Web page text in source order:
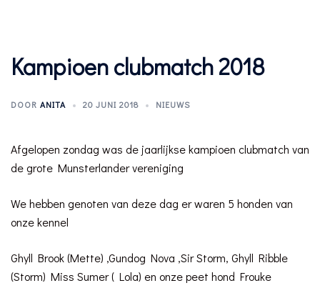
Kampioen clubmatch 2018
DOOR ANITA 20 JUNI 2018 NIEUWS
Afgelopen zondag was de jaarlijkse kampioen clubmatch van
de grote Munsterlander vereniging
We hebben genoten van deze dag er waren 5 honden van
onze kennel
Ghyll Brook (Mette) ,Gundog Nova ,Sir Storm, Ghyll Ribble
(Storm) Miss Sumer ( Lola) en onze peet hond Frouke